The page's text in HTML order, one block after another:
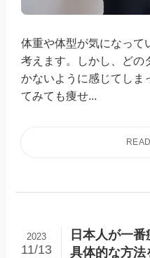
体重や体型が気になって
考えます。しかし、どの
かないように感じてしま
てみても痩せ...
日本人が一
具体的な方法
2023
11/13